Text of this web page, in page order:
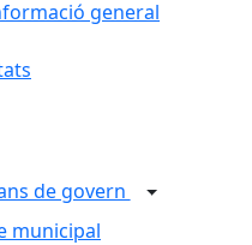
general
de govern
municipal